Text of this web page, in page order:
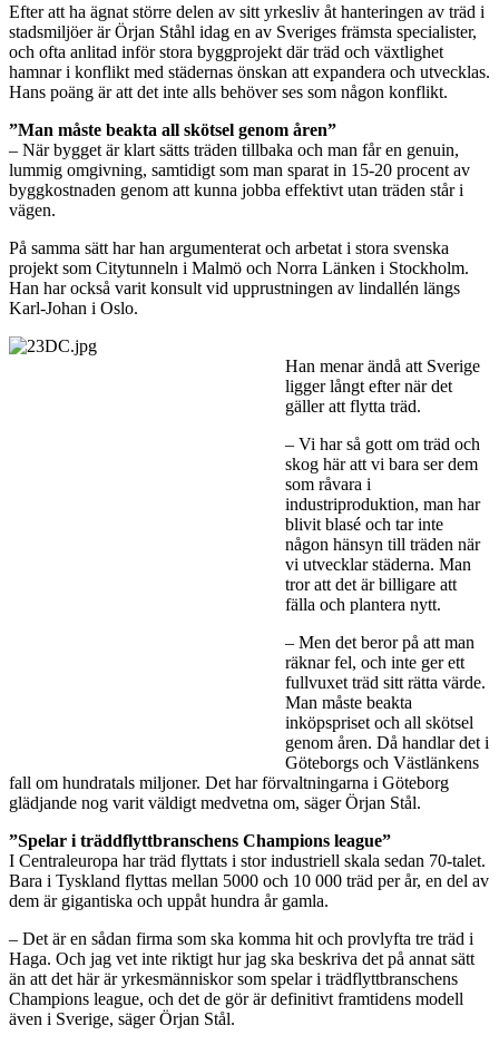
Efter att ha ägnat större delen av sitt yrkesliv åt hanteringen av träd i
stadsmiljöer är Örjan Ståhl idag en av Sveriges främsta specialister,
och ofta anlitad inför stora byggprojekt där träd och växtlighet
hamnar i konflikt med städernas önskan att expandera och utvecklas.
Hans poäng är att det inte alls behöver ses som någon konflikt.
”Man måste beakta all skötsel genom åren”
– När bygget är klart sätts träden tillbaka och man får en genuin,
lummig omgivning, samtidigt som man sparat in 15-20 procent av
byggkostnaden genom att kunna jobba effektivt utan träden står i
vägen.
På samma sätt har han argumenterat och arbetat i stora svenska
projekt som Citytunneln i Malmö och Norra Länken i Stockholm.
Han har också varit konsult vid upprustningen av lindallén längs
Karl-Johan i Oslo.
Han menar ändå att Sverige
ligger långt efter när det
gäller att flytta träd.
– Vi har så gott om träd och
skog här att vi bara ser dem
som råvara i
industriproduktion, man har
blivit blasé och tar inte
någon hänsyn till träden när
vi utvecklar städerna. Man
tror att det är billigare att
fälla och plantera nytt.
– Men det beror på att man
räknar fel, och inte ger ett
fullvuxet träd sitt rätta värde.
Man måste beakta
inköpspriset och all skötsel
genom åren. Då handlar det i
Göteborgs och Västlänkens
fall om hundratals miljoner. Det har förvaltningarna i Göteborg
glädjande nog varit väldigt medvetna om, säger Örjan Stål.
”Spelar i träddflyttbranschens Champions league”
I Centraleuropa har träd flyttats i stor industriell skala sedan 70-talet.
Bara i Tyskland flyttas mellan 5000 och 10 000 träd per år, en del av
dem är gigantiska och uppåt hundra år gamla.
– Det är en sådan firma som ska komma hit och provlyfta tre träd i
Haga. Och jag vet inte riktigt hur jag ska beskriva det på annat sätt
än att det här är yrkesmänniskor som spelar i trädflyttbranschens
Champions league, och det de gör är definitivt framtidens modell
även i Sverige, säger Örjan Stål.